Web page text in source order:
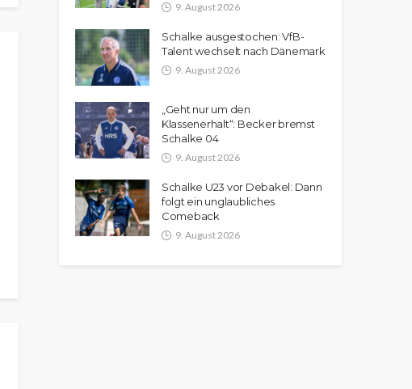
9. August 2026
Schalke ausgestochen: VfB-
Talent wechselt nach Dänemark
9. August 2026
„Geht nur um den
Klassenerhalt“: Becker bremst
Schalke 04
9. August 2026
Schalke U23 vor Debakel: Dann
folgt ein unglaubliches
Comeback
9. August 2026